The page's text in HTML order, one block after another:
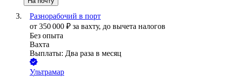
Разнорабочий в порт
от 350 000 ₽ за вахту, до вычета налогов
Без опыта
Вахта
Выплаты: Два раза в месяц
Ультрамар